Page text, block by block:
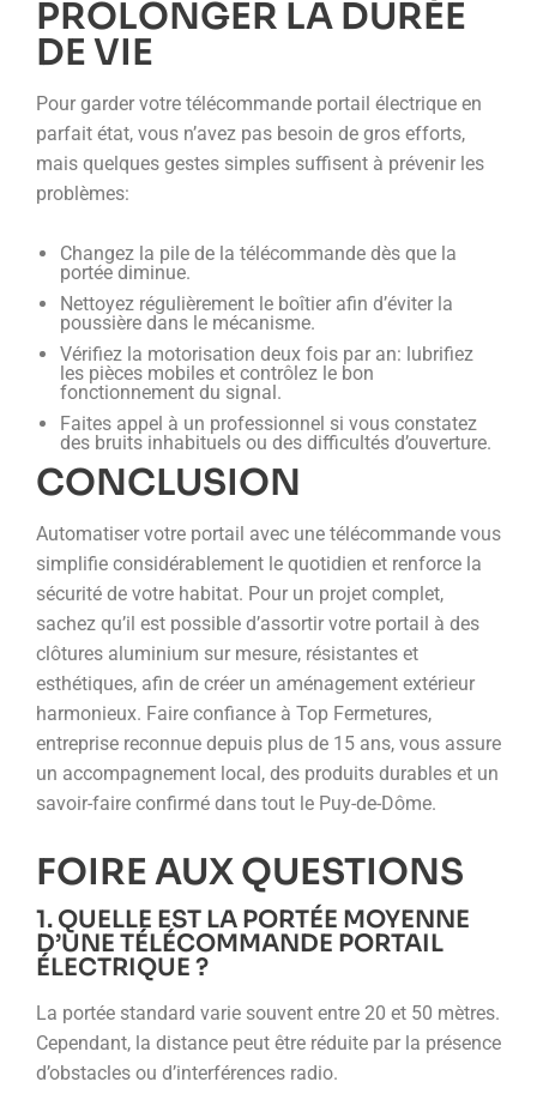
PROLONGER LA DURÉE
DE VIE
Pour garder votre télécommande portail électrique en
parfait état, vous n’avez pas besoin de gros efforts,
mais quelques gestes simples suffisent à prévenir les
problèmes:
Changez la pile de la télécommande dès que la
portée diminue.
Nettoyez régulièrement le boîtier afin d’éviter la
poussière dans le mécanisme.
Vérifiez la motorisation deux fois par an: lubrifiez
les pièces mobiles et contrôlez le bon
fonctionnement du signal.
Faites appel à un professionnel si vous constatez
des bruits inhabituels ou des difficultés d’ouverture.
CONCLUSION
Automatiser votre portail avec une télécommande vous
simplifie considérablement le quotidien et renforce la
sécurité de votre habitat. Pour un projet complet,
sachez qu’il est possible d’assortir votre portail à des
clôtures aluminium sur mesure, résistantes et
esthétiques, afin de créer un aménagement extérieur
harmonieux. Faire confiance à Top Fermetures,
entreprise reconnue depuis plus de 15 ans, vous assure
un accompagnement local, des produits durables et un
savoir-faire confirmé dans tout le Puy-de-Dôme.
FOIRE AUX QUESTIONS
1. QUELLE EST LA PORTÉE MOYENNE
D’UNE TÉLÉCOMMANDE PORTAIL
ÉLECTRIQUE ?
La portée standard varie souvent entre 20 et 50 mètres.
Cependant, la distance peut être réduite par la présence
d’obstacles ou d’interférences radio.